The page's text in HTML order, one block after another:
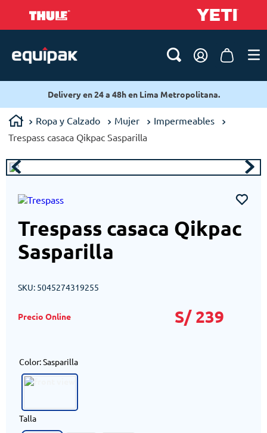
Delivery en 24 a 48h en Lima Metropolitana.
Ropa y Calzado Mujer
Impermeables
Trespass casaca Qikpac Sasparilla
Trespass casaca Qikpac
Sasparilla
SKU: 5045274319255
S/ 239
Color:Sasparilla
Talla